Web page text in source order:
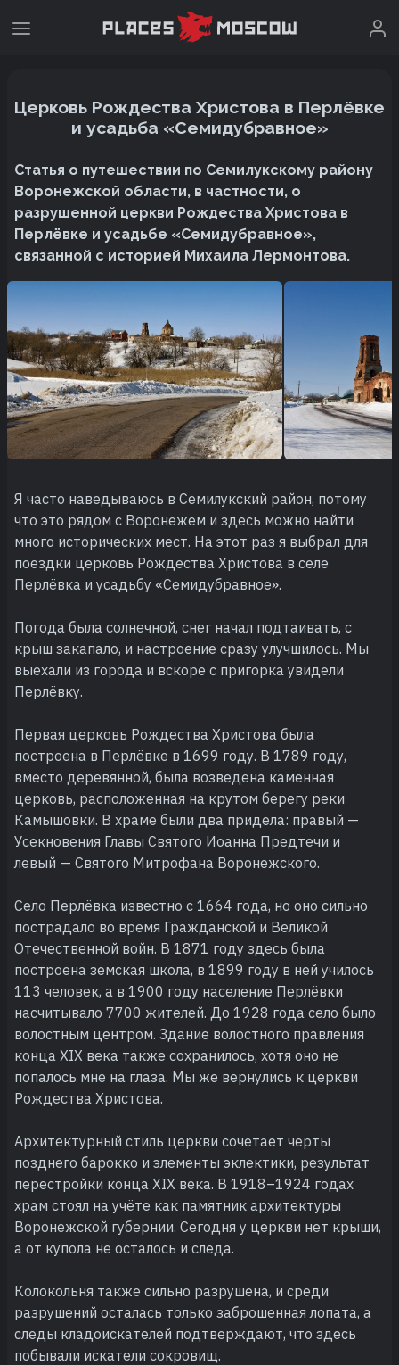
Церковь Рождества Христова в Перлёвке
и усадьба «Семидубравное»
Статья о путешествии по Семилукскому району
Воронежской области, в частности, о
разрушенной церкви Рождества Христова в
Перлёвке и усадьбе «Семидубравное»,
связанной с историей Михаила Лермонтова.
Я часто наведываюсь в Семилукский район, потому
что это рядом с Воронежем и здесь можно найти
много исторических мест. На этот раз я выбрал для
поездки церковь Рождества Христова в селе
Перлёвка и усадьбу «Семидубравное».
Погода была солнечной, снег начал подтаивать, с
крыш закапало, и настроение сразу улучшилось. Мы
выехали из города и вскоре с пригорка увидели
Перлёвку.
Первая церковь Рождества Христова была
построена в Перлёвке в 1699 году. В 1789 году,
вместо деревянной, была возведена каменная
церковь, расположенная на крутом берегу реки
Камышовки. В храме были два придела: правый —
Усекновения Главы Святого Иоанна Предтечи и
левый — Святого Митрофана Воронежского.
Село Перлёвка известно с 1664 года, но оно сильно
пострадало во время Гражданской и Великой
Отечественной войн. В 1871 году здесь была
построена земская школа, в 1899 году в ней училось
113 человек, а в 1900 году население Перлёвки
насчитывало 7700 жителей. До 1928 года село было
волостным центром. Здание волостного правления
конца XIX века также сохранилось, хотя оно не
попалось мне на глаза. Мы же вернулись к церкви
Рождества Христова.
Архитектурный стиль церкви сочетает черты
позднего барокко и элементы эклектики, результат
перестройки конца XIX века. В 1918–1924 годах
храм стоял на учёте как памятник архитектуры
Воронежской губернии. Сегодня у церкви нет крыши,
а от купола не осталось и следа.
Колокольня также сильно разрушена, и среди
разрушений осталась только заброшенная лопата, а
следы кладоискателей подтверждают, что здесь
побывали искатели сокровищ.